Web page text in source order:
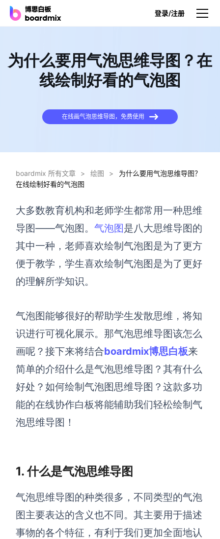
登录/注册
产品
博思白板
博思白板SDK
博思白板离线版
博思设计
一体化产品设计工具
博思AIPPT
AI生成PPT，支持在线编辑
向团队介绍
博思白板boardmix
下载
在线绘图
思维和灵感整理
为什么要用气泡思维导图？在
线绘制好看的气泡图
在线画气泡思维导图，免费使用
boardmix 所有文章 > 绘图 >
为什么要用气泡思维导图？
在线绘制好看的气泡图
大多数教育机构和老师学生都常用一种思维
导图——气泡图。 气泡图是八大思维导图的
其中一种，老师喜欢绘制气泡图是为了更方
便于教学，学生喜欢绘制气泡图是为了更好
的理解所学知识。
气泡图能够很好的帮助学生发散思维， 将知
识进行可视化展示。那气泡思维导图该怎么
画呢？接下来将结合boardmix博思白板来
简单的介绍什么是气泡思维导图？其有什么
好处？如何绘制气泡图思维导图？这款多功
能的在线协作白板将能辅助我们轻松绘制气
泡思维导图！
1. 什么是气泡思维导图
气泡思维导图的种类很多，不同类型的气泡
图主要表达的含义也不同。 其主要用于描述
事物的各个特征，有利于我们更加全面地认